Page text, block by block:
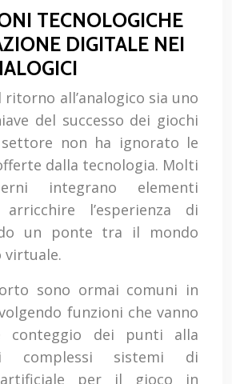
TECNOLOGICHE
DIGITALE NEI
all’analogico sia uno
del successo dei giochi
non ha ignorato le
dalla tecnologia. Molti
integrano elementi
l’esperienza di
un ponte tra il mondo
virtuale.
sono ormai comuni in
funzioni che vanno
conteggio dei punti alla
complessi sistemi di
artificiale per il gioco in